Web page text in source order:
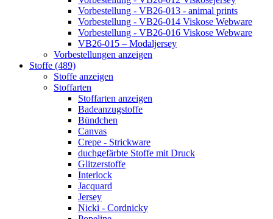
Vorbestellung - VB26-013 - animal prints
Vorbestellung - VB26-014 Viskose Webware
Vorbestellung - VB26-016 Viskose Webware
VB26-015 – Modaljersey
Vorbestellungen anzeigen
Stoffe (489)
Stoffe anzeigen
Stoffarten
Stoffarten anzeigen
Badeanzugstoffe
Bündchen
Canvas
Crepe - Strickware
duchgefärbte Stoffe mit Druck
Glitzerstoffe
Interlock
Jacquard
Jersey
Nicki - Cordnicky